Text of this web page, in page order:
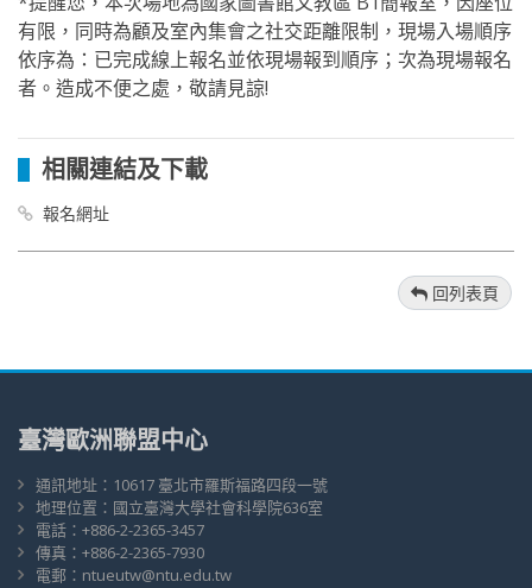
有限，同時為顧及室內集會之社交距離限制，現場入場順序
依序為：已完成線上報名並依現場報到順序；次為現場報名
者。造成不便之處，敬請見諒!
相關連結及下載
報名網址
回列表頁
臺灣歐洲聯盟中心
通訊地址：10617 臺北市羅斯福路四段一號
地理位置：國立臺灣大學社會科學院636室
電話：+886-2-2365-3457
傳真：+886-2-2365-7930
電郵： ntueutw@ntu.edu.tw